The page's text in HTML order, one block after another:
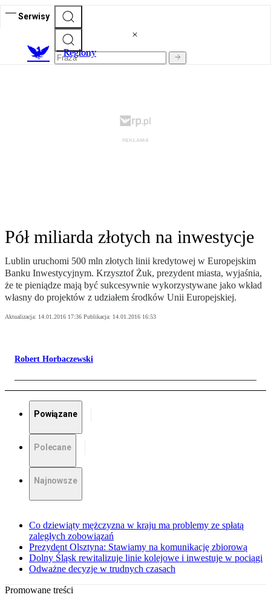
Serwisy
Regiony
Pół miliarda złotych na inwestycje
Lublin uruchomi 500 mln złotych linii kredytowej w Europejskim
Banku Inwestycyjnym. Krzysztof Żuk, prezydent miasta, wyjaśnia,
że te pieniądze mają być sukcesywnie wykorzystywane jako wkład
własny do projektów z udziałem środków Unii Europejskiej.
Aktualizacja: 14.01.2016 17:36 Publikacja: 14.01.2016 16:53
Robert Horbaczewski
Powiązane
Polecane
Najnowsze
Co dziewiąty mężczyzna w kraju ma problemy ze spłatą
zaległych zobowiązań
Prezydent Olsztyna: Stawiamy na komunikację zbiorową
Dolny Śląsk rewitalizuje linie kolejowe i inwestuje w pociągi
Odważne decyzje w trudnych czasach
Promowane treści